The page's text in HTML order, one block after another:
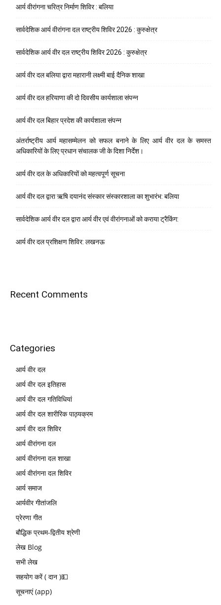
आर्य वीरांगना चरित्र निर्माण शिविर : बलिया
सार्वदेशिक आर्य वीरांगना दल राष्ट्रीय शिविर 2026 : कुरुक्षेत्र
सार्वदेशिक आर्य वीर दल राष्ट्रीय शिविर 2026 : कुरुक्षेत्र
आर्य वीर दल बलिया द्वारा महारानी लक्ष्मी बाई दैनिक शाखा
आर्य वीर दल हरियाणा की दो दिवसीय कार्यशाला संपन्न
आर्य वीर दल बिहार प्रदेश की कार्यशाला संपन्न
अंतर्राष्ट्रीय आर्य महासम्मेलन को सफल बनाने के लिए आर्य वीर दल के समस्त
अधिकारियों के लिए प्रधान संचालक जी के दिशा निर्देश।
आर्य वीर दल के अधिकारियों को महत्वपूर्ण सूचना
आर्य वीर दल द्वारा ऋषि दयानंद संस्कार संस्कारशाला का शुभारंभ: बलिया
सार्वदेशिक आर्य वीर दल द्वारा आर्य वीर एवं वीरांगनाओं को कराया ट्रैकिंग:
आर्य वीर दल प्रशिक्षण शिविर: लखनऊ
Recent Comments
Categories
आर्य वीर दल
आर्य वीर दल इतिहास
आर्य वीर दल गतिविधियां
आर्य वीर दल शारीरिक पाठ्यक्रम
आर्य वीर दल शिविर
आर्य वीरांगना दल
आर्य वीरांगना दल शाखा
आर्य वीरांगना दल शिविर
आर्य समाज
आर्यवीर गीतांजलि
प्रेरणा गीत
बौद्धिक प्रथम-द्वितीय श्रेणी
लेख Blog
सभी लेख
सहयोग करें ( दान )💵
सूचनाएं (app)